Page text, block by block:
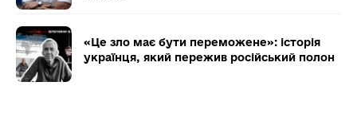
«Це зло має бути переможене»: історія
українця, який пережив російський полон